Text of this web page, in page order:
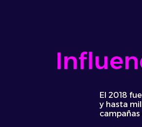
El 2018
y hasta
campañas